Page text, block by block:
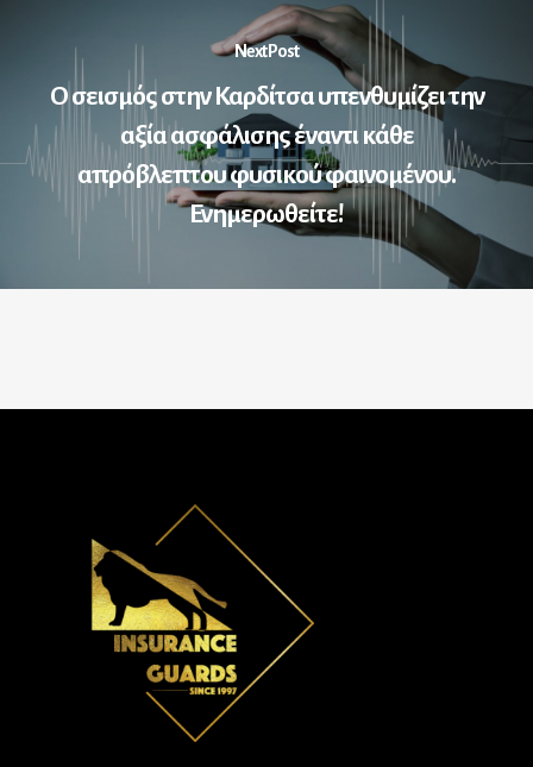
Next Post
Ο σεισμός στην Καρδίτσα υπενθυμίζει την
αξία ασφάλισης έναντι κάθε
απρόβλεπτου φυσικού φαινομένου.
Ενημερωθείτε!